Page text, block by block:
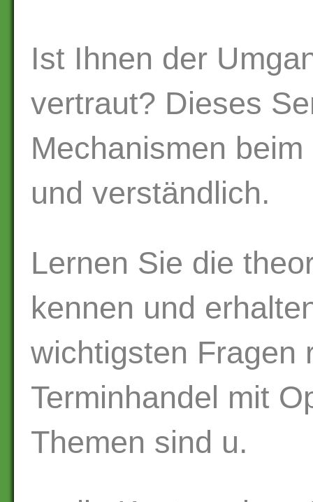
Ist Ihnen der
vertraut? Dieses
Mechanismen
und verständlich.
Lernen Sie die
kennen und
wichtigsten Fragen
Terminhandel mit
Themen sind u.